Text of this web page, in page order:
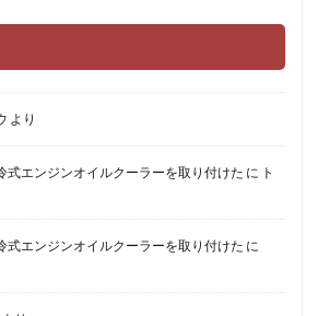
より
式エンジンオイルクーラーを取り付けた に ト
式エンジンオイルクーラーを取り付けた に